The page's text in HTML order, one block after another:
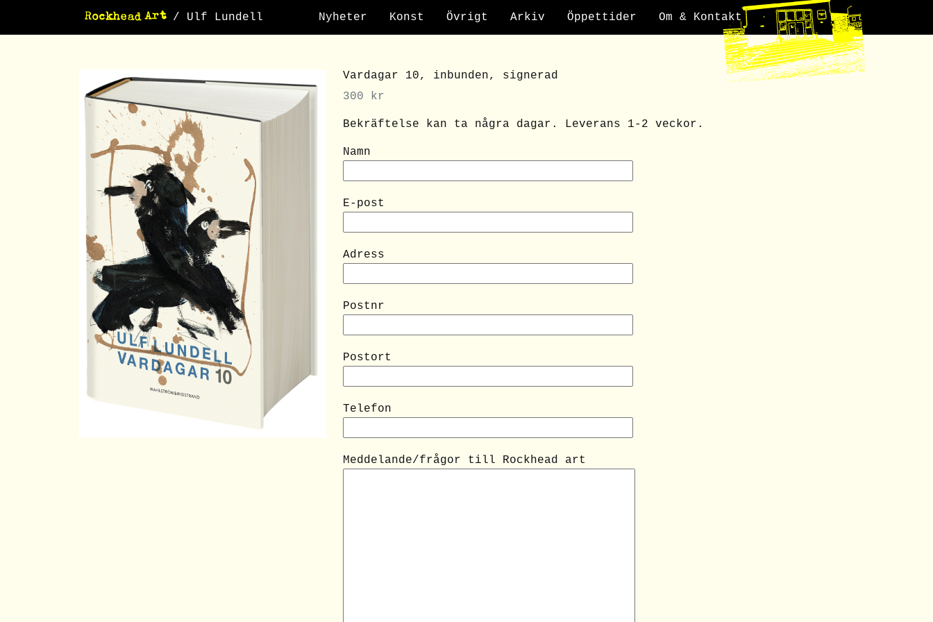
/ Ulf Lundell Nyheter Konst Övrigt Arkiv Öppettider Om & Kontakt
Vardagar 10, inbunden, signerad
300
kr
Bekräftelse kan ta några dagar. Leverans 1-2 veckor.
Namn
E-post
Adress
Postnr
Postort
Telefon
Meddelande/frågor till Rockhead art